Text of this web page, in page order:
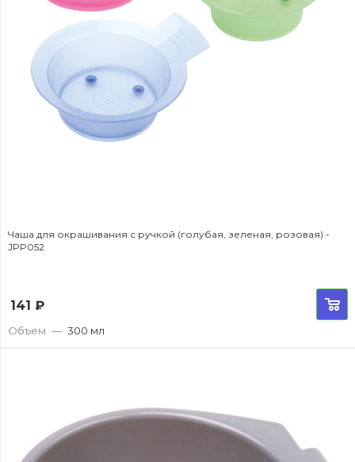
Чаша для окрашивания с ручкой (голубая, зеленая, розовая) -
JPP052
141 ₽
Объем — 300 мл